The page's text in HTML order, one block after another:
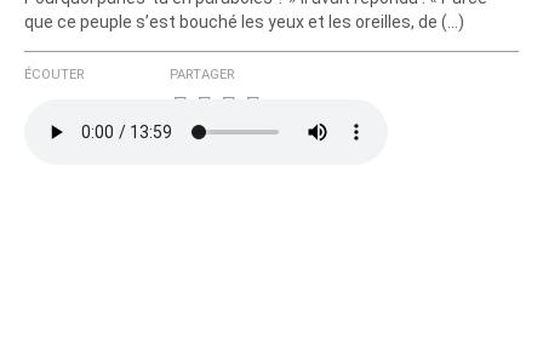
que ce peuple s’est bouché les yeux et les oreilles, de (…)
ÉCOUTER PARTAGER